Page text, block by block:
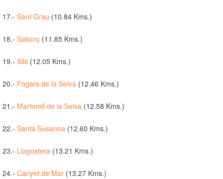
17.- Sant Grau (10.84 Kms.)
18.- Salionç (11.85 Kms.)
19.- Sils (12.05 Kms.)
20.- Fogars de la Selva (12.46 Kms.)
21.- Martorell de la Selva (12.58 Kms.)
22.- Santa Susanna (12.60 Kms.)
23.- Llagostera (13.21 Kms.)
24.- Canyet de Mar (13.27 Kms.)